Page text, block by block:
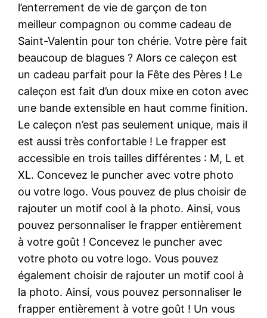
l’enterrement de vie de garçon de ton
meilleur compagnon ou comme cadeau de
Saint-Valentin pour ton chérie. Votre père fait
beaucoup de blagues ? Alors ce caleçon est
un cadeau parfait pour la Fête des Pères ! Le
caleçon est fait d’un doux mixe en coton avec
une bande extensible en haut comme finition.
Le caleçon n’est pas seulement unique, mais il
est aussi très confortable ! Le frapper est
accessible en trois tailles différentes : M, L et
XL. Concevez le puncher avec votre photo
ou votre logo. Vous pouvez de plus choisir de
rajouter un motif cool à la photo. Ainsi, vous
pouvez personnaliser le frapper entièrement
à votre goût ! Concevez le puncher avec
votre photo ou votre logo. Vous pouvez
également choisir de rajouter un motif cool à
la photo. Ainsi, vous pouvez personnaliser le
frapper entièrement à votre goût ! Un vous